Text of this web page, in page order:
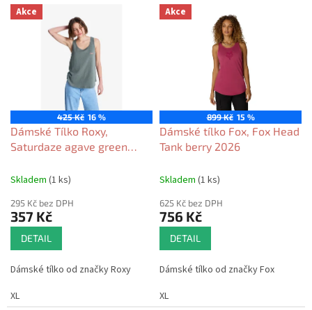
V
ý
o
d
u
t
Akce
425 Kč 16 %
Dámské Tílko Roxy,
Saturdaze agave green
Skladem (1 ks)
295 Kč bez DPH
357 Kč
DETAIL
Dámské tílko od značky Roxy
XL
Akce
899 Kč 15 %
Dámské tílko Fox, Fox Head
Tank berry 2026
Skladem (1 ks)
625 Kč bez DPH
756 Kč
DETAIL
Dámské tílko od značky Fox
XL